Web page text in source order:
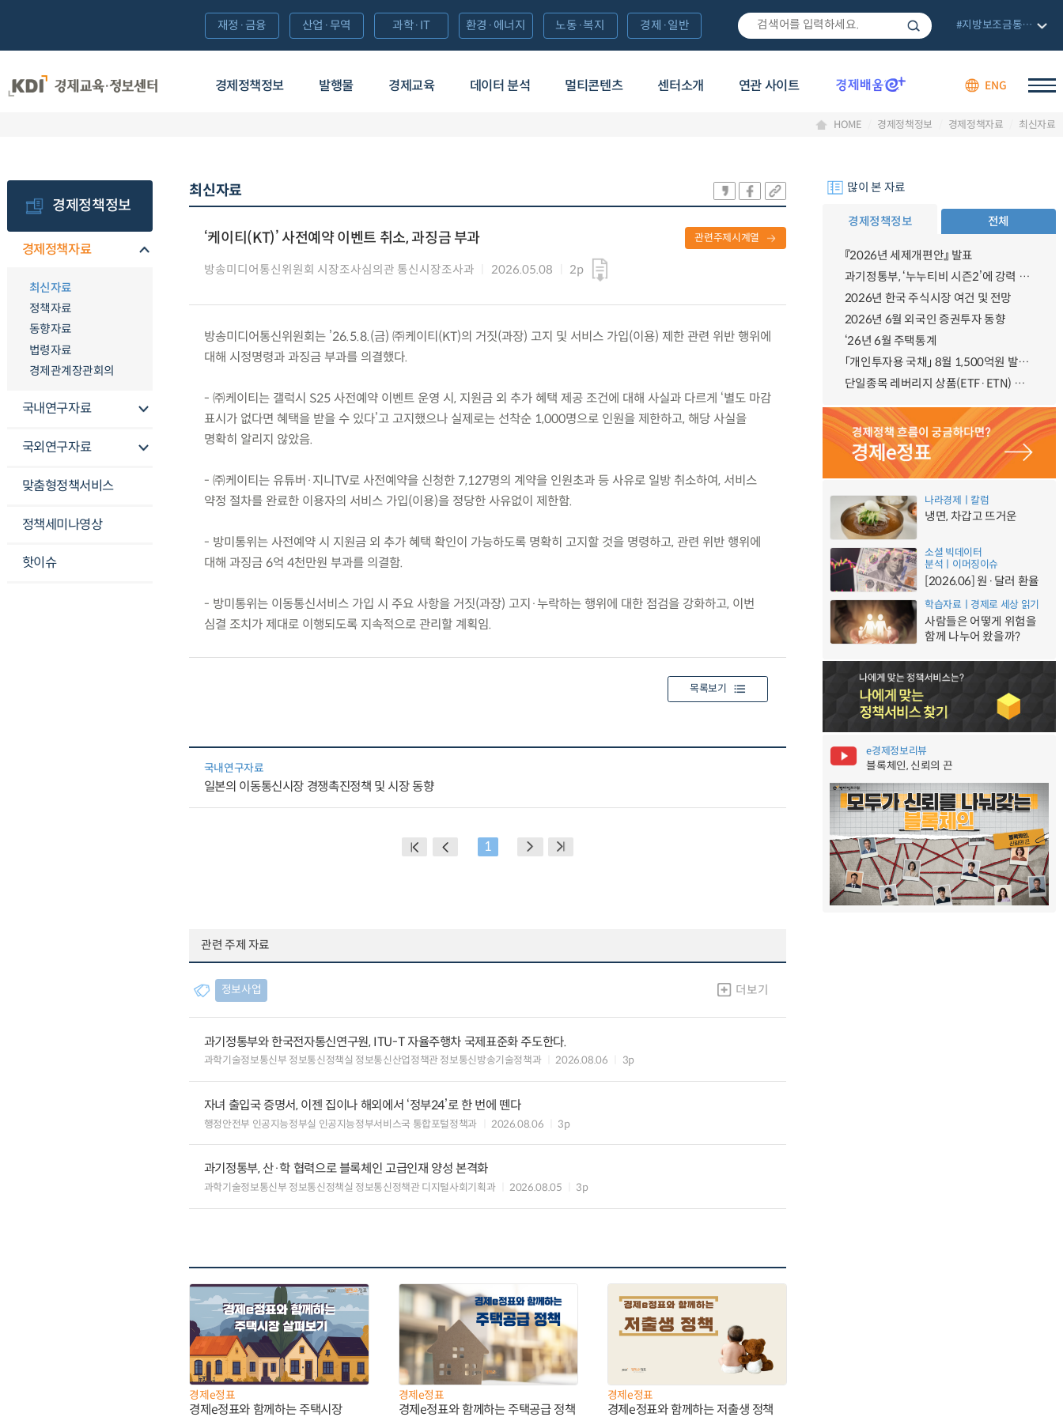
경제정책정보 발행물 경제교육 데이터 분석 멀티콘텐츠 센터소개 연관 사이트 ENG
재정·금융 산업·무역 과학·IT 환경·에너지 노동·복지 경제·일반 #지방보조금통합관리망
HOME 경제정책정보 경제정책자료 최신자료
경제정책정보
경제정책자료
최신자료
정책자료
동향자료
법령자료
경제관계장관회의
국내연구자료
국외연구자료
맞춤형정책서비스
정책세미나영상
핫이슈
최신자료
‘케이티(KT)’ 사전예약 이벤트 취소, 과징금 부과
방송미디어통신위원회 시장조사심의관 통신시장조사과 2026.05.08 2p
관련주제시계열
방송미디어통신위원회는 ’26.5.8.(금) ㈜케이티(KT)의 거짓(과장) 고지 및 서비스 가입(이용) 제한 관련 위반 행위에
대해 시정명령과 과징금 부과를 의결했다.
- ㈜케이티는 갤럭시 S25 사전예약 이벤트 운영 시, 지원금 외 추가 혜택 제공 조건에 대해 사실과 다르게 ‘별도 마감
표시가 없다면 혜택을 받을 수 있다’고 고지했으나 실제로는 선착순 1,000명으로 인원을 제한하고, 해당 사실을
명확히 알리지 않았음.
- ㈜케이티는 유튜버·지니TV로 사전예약을 신청한 7,127명의 계약을 인원초과 등 사유로 일방 취소하여, 서비스
약정 절차를 완료한 이용자의 서비스 가입(이용)을 정당한 사유없이 제한함.
- 방미통위는 사전예약 시 지원금 외 추가 혜택 확인이 가능하도록 명확히 고지할 것을 명령하고, 관련 위반 행위에
대해 과징금 6억 4천만원 부과를 의결함.
- 방미통위는 이동통신서비스 가입 시 주요 사항을 거짓(과장) 고지·누락하는 행위에 대한 점검을 강화하고, 이번
심결 조치가 제대로 이행되도록 지속적으로 관리할 계획임.
목록보기
국내연구자료
일본의 이동통신시장 경쟁촉진정책 및 시장 동향
1
관련 주제 자료
정보사업 더보기
과기정통부와 한국전자통신연구원, ITU-T 자율주행차 국제표준화 주도한다.
과학기술정보통신부 정보통신정책실 정보통신산업정책관 정보통신방송기술정책과 2026.08.06 3p
자녀 출입국 증명서, 이젠 집이나 해외에서 ‘정부24’로 한 번에 뗀다
행정안전부 인공지능정부실 인공지능정부서비스국 통합포털정책과 2026.08.06 3p
과기정통부, 산·학 협력으로 블록체인 고급인재 양성 본격화
과학기술정보통신부 정보통신정책실 정보통신정책관 디지털사회기획과 2026.08.05 3p
경제e정표
경제e정표와 함께하는 주택시장
경제e정표
경제e정표와 함께하는 주택공급 정책
경제e정표
경제e정표와 함께하는 저출생 정책
많이 본 자료
경제정책정보 전체
『2026년 세제개편안』 발표
과기정통부, ‘누누티비 시즌2’에 강력 대응 의지 밝혀
2026년 한국 주식시장 여건 및 전망
2026년 6월 외국인 증권투자 동향
‘26년 6월 주택통계
「개인투자용 국채」 8월 1,500억원 발행 예정
단일종목 레버리지 상품(ETF·ETN) 기본예탁금 강화 조기시행 방안 안내
나라경제ㅣ칼럼
냉면, 차갑고 뜨거운
소셜 빅데이터
분석ㅣ이머징이슈
[2026.06] 원·달러 환율
학습자료ㅣ경제로 세상 읽기
사람들은 어떻게 위험을
함께 나누어 왔을까?
e경제정보리뷰
블록체인, 신뢰의 끈